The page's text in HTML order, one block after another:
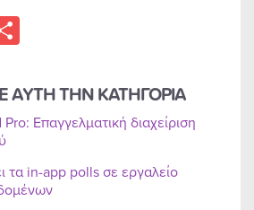
ΑΥΤΗ ΤΗΝ ΚΑΤΗΓΟΡΙΑ
Επαγγελματική διαχείριση
τα in-app polls σε εργαλείο